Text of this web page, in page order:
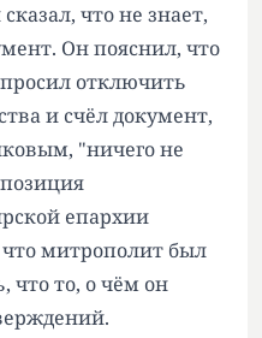
что не знает,
Он пояснил, что
отключить
и счёл документ,
"ничего не
епархии
что митрополит был
что то, о чём он